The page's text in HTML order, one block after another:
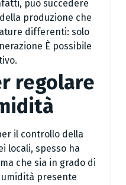
può succedere
produzione che
differenti: solo
È possibile
regolare
il controllo della
locali, spesso ha
che sia in grado di
presente